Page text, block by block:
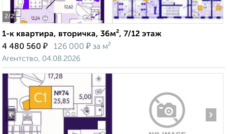
2/2
1-к квартира, вторичка, 36м², 7/12 этаж
4 480 560 ₽ 126 000 ₽ за м²
Агентство, 04.08.2026
‹ ›